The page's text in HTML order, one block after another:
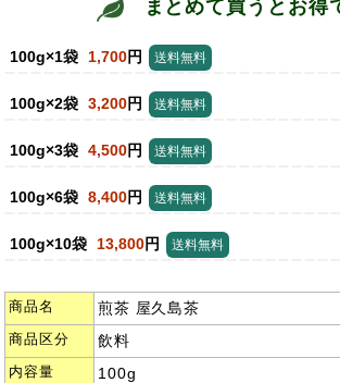
まとめて買うとお得
100g×1袋 1,700円 送料無料
100g×2袋 3,200円 送料無料
100g×3袋 4,500円 送料無料
100g×6袋 8,400円 送料無料
100g×10袋 13,800円 送料無料
商品名 煎茶 屋久島茶
商品区分 飲料
内容量 100g